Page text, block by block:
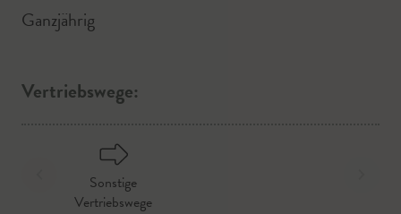
Ganzjährig
Vertriebswege:
Sonstige
Vertriebswege